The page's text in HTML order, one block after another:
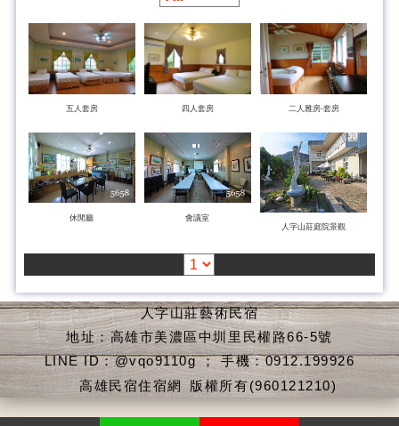
五人套房 四人套房 二人雅房-套房
休閒廳
會議室
人字山莊庭院景觀
人字山莊藝術民宿
地址：高雄市美濃區中圳里民權路66-5號
LINE ID：@vqo9110g ； 手機：0912.199926
高雄民宿住宿網 版權所有(960121210)